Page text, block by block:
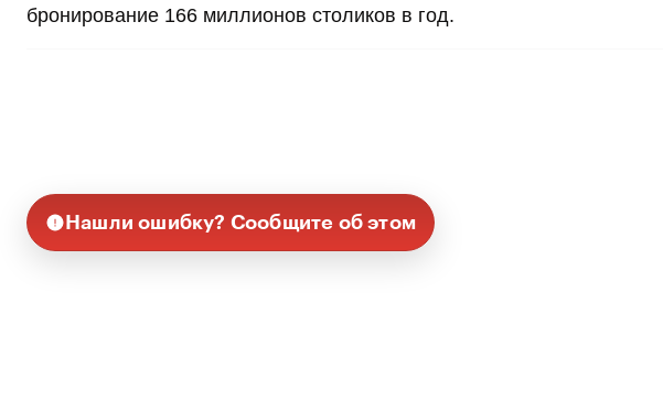
бронирование 166 миллионов столиков в год.
Нашли ошибку? Сообщите об этом